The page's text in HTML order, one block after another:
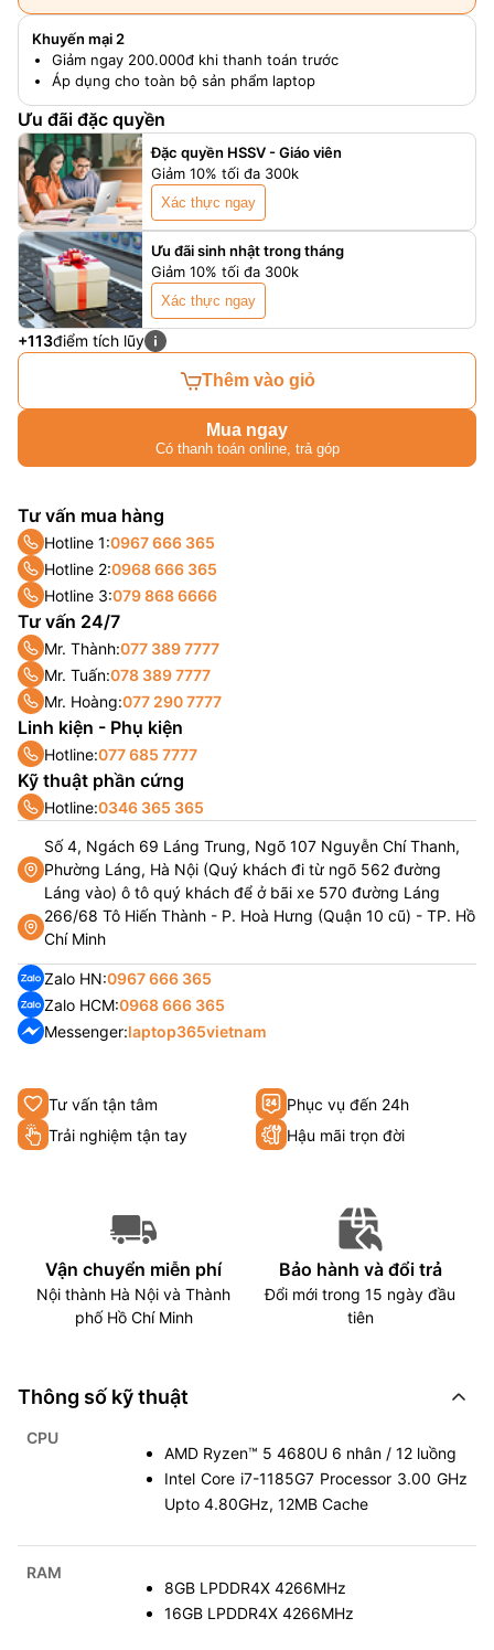
Tư vấn tận tâm
Phục vụ đến 24h
Trải nghiệm tận tay
Hậu mãi trọn đời
Vận chuyển miễn phí
Nội thành Hà Nội và Thành
phố Hồ Chí Minh
Bảo hành và đổi trả
Đổi mới trong 15 ngày đầu
tiên
Thông số kỹ thuật
CPU
AMD Ryzen™ 5 4680U 6 nhân / 12 luồng
Intel Core i7-1185G7 Processor 3.00 GHz
Upto 4.80GHz, 12MB Cache
RAM
8GB LPDDR4X 4266MHz
16GB LPDDR4X 4266MHz
Khuyến mại 2
Giảm ngay 200.000đ khi thanh toán trước
Áp dụng cho toàn bộ sản phẩm laptop
Ưu đãi đặc quyền
Đặc quyền HSSV - Giáo viên
Giảm 10% tối đa 300k
Xác thực ngay
Ưu đãi sinh nhật trong tháng
Giảm 10% tối đa 300k
Xác thực ngay
+113điểm tích lũy
Thêm vào giỏ
Mua ngay
Có thanh toán online, trả góp
Tư vấn mua hàng
Hotline 1:0967 666 365
Hotline 2:0968 666 365
Hotline 3:079 868 6666
Tư vấn 24/7
Mr. Thành:077 389 7777
Mr. Tuấn:078 389 7777
Mr. Hoàng:077 290 7777
Linh kiện - Phụ kiện
Hotline:077 685 7777
Kỹ thuật phần cứng
Hotline:0346 365 365
Số 4, Ngách 69 Láng Trung, Ngõ 107 Nguyễn Chí Thanh,
Phường Láng, Hà Nội (Quý khách đi từ ngõ 562 đường
Láng vào) ô tô quý khách để ở bãi xe 570 đường Láng
266/68 Tô Hiến Thành - P. Hoà Hưng (Quận 10 cũ) - TP. Hồ
Chí Minh
Zalo HN:0967 666 365
Zalo HCM:0968 666 365
Messenger:laptop365vietnam